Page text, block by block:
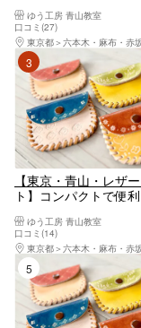
ゆう工房 青山教室
口コミ(27)
東京都
六本木・麻布・赤
3位
【東京・青山・レザ
ト】コンパクトで便
orコインケース作り
ゆう工房 青山教室
口コミ(14)
東京都
六本木・麻布・赤
5位